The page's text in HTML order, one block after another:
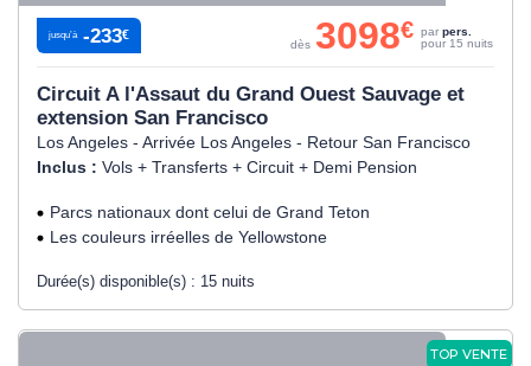
Circuit A l'Assaut du Grand Ouest Sauvage et
extension San Francisco
Los Angeles - Arrivée Los Angeles - Retour San Francisco
Inclus : Vols + Transferts + Circuit + Demi Pension
Parcs nationaux dont celui de Grand Teton
Les couleurs irréelles de Yellowstone
Durée(s) disponible(s) : 15 nuits
jusqu’à -233€
dès 3098€ par pers.
pour 15 nuits
TOP VENTE